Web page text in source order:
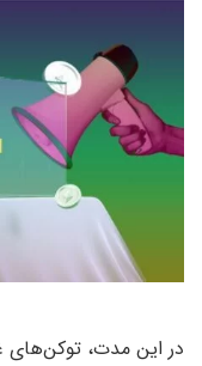
در این مدت، توکن‌های